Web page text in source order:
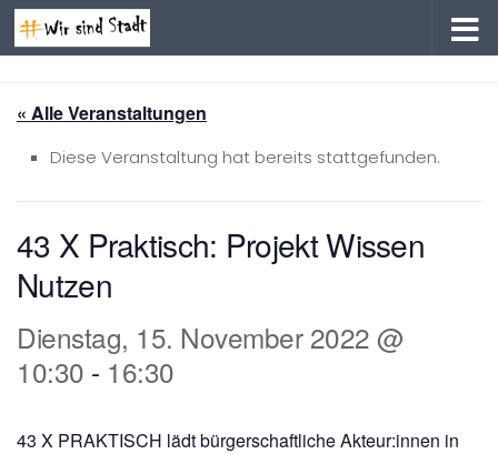
Zum Inhalt springen
« Alle Veranstaltungen
Diese Veranstaltung hat bereits stattgefunden.
43 X Praktisch: Projekt Wissen
Nutzen
Dienstag, 15. November 2022 @
10:30 - 16:30
43 X PRAKTISCH lädt bürgerschaftliche Akteur:innen in